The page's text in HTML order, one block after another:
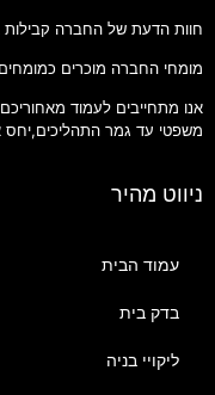
חוות הדעת של החברה
מומחי החברה מוכרים
אנו מתחייבים לעמוד מאחוריכם
משפטי עד גמר התהליכים,יחס
ניווט מהיר
עמוד הבית
בדק בית
ליקויי בניה